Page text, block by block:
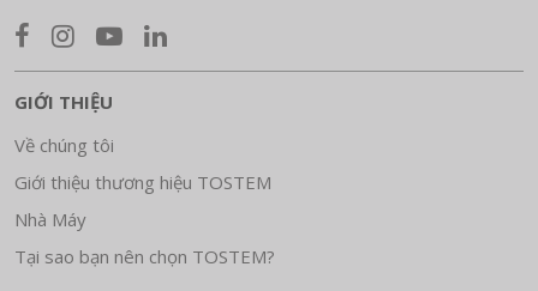
GIỚI THIỆU
Về chúng tôi
Giới thiệu thương hiệu TOSTEM
Nhà Máy
Tại sao bạn nên chọn TOSTEM?